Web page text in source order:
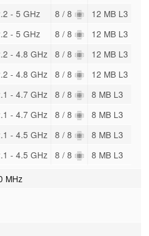
- 5 GHz 8 / 8 12 MB L3
- 5 GHz 8 / 8 12 MB L3
- 4.8 GHz 8 / 8 12 MB L3
- 4.8 GHz 8 / 8 12 MB L3
- 4.7 GHz 8 / 8 8 MB L3
- 4.7 GHz 8 / 8 8 MB L3
- 4.5 GHz 8 / 8 8 MB L3
- 4.5 GHz 8 / 8 8 MB L3
MHz